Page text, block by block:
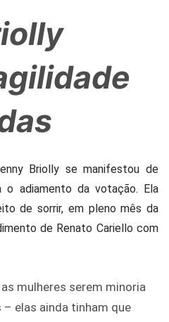
Briolly se manifestou de
o adiamento da votação. Ela
de sorrir, em pleno mês da
de Renato Cariello com
mulheres serem minoria
– elas ainda tinham que